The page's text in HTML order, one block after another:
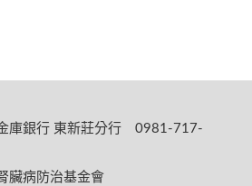
庫銀行 東新莊分行 0981-717-
臟病防治基金會